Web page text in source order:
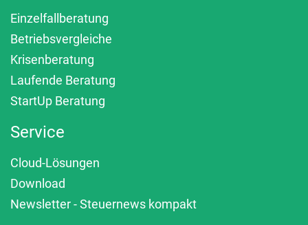
Einzelfallberatung
Betriebsvergleiche
Krisenberatung
Laufende Beratung
StartUp Beratung
Service
Cloud-Lösungen
Download
Newsletter - Steuernews kompakt